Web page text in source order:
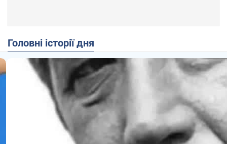
Головні історії дня